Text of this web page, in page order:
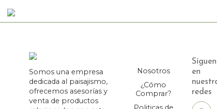
Somos una empresa
dedicada al paisajismo,
ofrecemos asesorías y
venta de productos
Nosotros
¿Cómo
Comprar?
en
redes